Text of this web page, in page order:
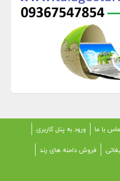
با ما
ورود به پنل کاربری
فروش دامنه های رند